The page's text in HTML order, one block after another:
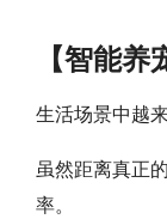
【智能养
生活场景中越
虽然距离真正
率。